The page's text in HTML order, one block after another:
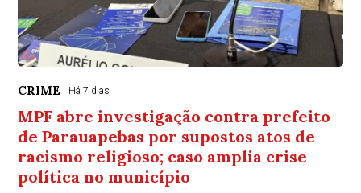
CRIME Há 7 dias
MPF abre investigação contra prefeito
de Parauapebas por supostos atos de
racismo religioso; caso amplia crise
política no município